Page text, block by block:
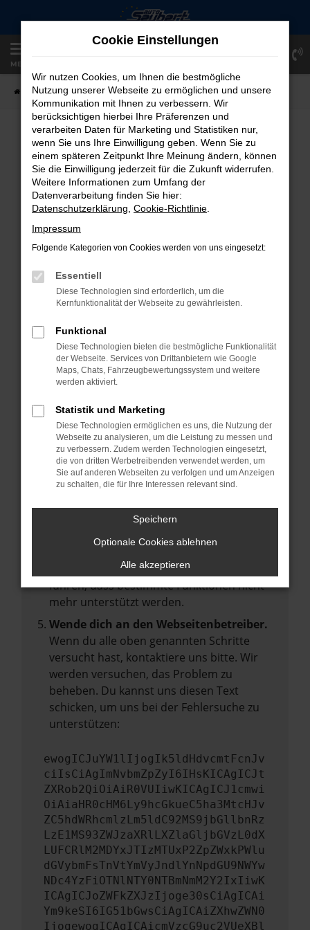
Zum
springen
MENÜ
Startseite Fahrzeugangebote Fahrzeug-Showroom
FAHRZEUG-SHOWROOM
FEHLER: NETWORK ERROR
Beim Laden ist ein Fehler aufgetreten.
Hier sind ein paar Tipps, die dir helfen können:
Überprüfe deine Firewall und deine
Internetverbindung.
Laden andere Webseiten, zum Beispiel
Prüfe deine Browsererweiterungen.
Manche Erweiterungen, wie Werbeblocker,
können das Laden bestimmter Seiten
anderen Browser oder in einem privaten
Fenster?
Starte dein Gerät neu.
Das kann manchmal helfen,
vorübergehende Probleme zu beheben.
Betriebssystem auf dem neuesten Stand
Veraltete Software birgt nicht nur ein
Sicherheitsrisiko, sondern kann auch dazu
führen, dass bestimmte Funktionen nicht
mehr unterstützt werden.
Wende dich an den Webseitenbetreiber.
Wenn du alle oben genannten Schritte
versucht hast, kontaktiere uns bitte. Wir
werden versuchen, das Problem zu
beheben. Du kannst uns diesen Text
schicken, um uns bei der Fehlersuche zu
unterstützen:
ewogICJuYW1lIjogIk5ldHdvcmtFcnJv
ciIsCiAgImNvbmZpZyI6IHsKICAgICJt
ZXRob2QiOiAiR0VUIiwKICAgICJ1cmwi
OiAiaHR0cHM6Ly9hcGkueC5ha3MtcHJv
ZC5hdWRhcmlzLm5ldC92MS9jbGllbnRz
LzE1MS93ZWJzaXRlLXZlaGljbGVzL0dX
LUFCRlM2MDYxJTIzMTUxP2ZpZWxkPWlu
dGVybmFsTnVtYmVyJndlYnNpdGU9NWYw
NDc4YzFiOTNlNTY0NTBmNmM2Y2IxIiwK
ICAgICJoZWFkZXJzIjoge30sCiAgICAi
Ym9keSI6IG51bGwsCiAgICAiZXhwZWN0
IjogewogICAgICAicmVzcG9uc2VUeXBl
Cookie Einstellungen
Wir nutzen Cookies, um Ihnen die bestmögliche
Nutzung unserer Webseite zu ermöglichen und unsere
Kommunikation mit Ihnen zu verbessern. Wir
berücksichtigen hierbei Ihre Präferenzen und
verarbeiten Daten für Marketing und Statistiken nur,
wenn Sie uns Ihre Einwilligung geben. Wenn Sie zu
einem späteren Zeitpunkt Ihre Meinung ändern, können
Sie die Einwilligung jederzeit für die Zukunft widerrufen.
Weitere Informationen zum Umfang der
Datenverarbeitung finden Sie hier:
Datenschutzerklärung Cookie-Richtlinie
Impressum
Folgende Kategorien von Cookies werden von uns eingesetzt:
Essentiell
Diese Technologien sind erforderlich, um die
Kernfunktionalität der Webseite zu gewährleisten.
Funktional
Diese Technologien bieten die bestmögliche Funktionalität
der Webseite. Services von Drittanbietern wie Google
Maps, Chats, Fahrzeugbewertungssystem und weitere
werden aktiviert.
Statistik und Marketing
Diese Technologien ermöglichen es uns, die Nutzung der
Webseite zu analysieren, um die Leistung zu messen und
zu verbessern. Zudem werden Technologien eingesetzt,
die von dritten Werbetreibenden verwendet werden, um
Sie auf anderen Webseiten zu verfolgen und um Anzeigen
zu schalten, die für Ihre Interessen relevant sind.
Speichern
Optionale Cookies ablehnen
Alle akzeptieren